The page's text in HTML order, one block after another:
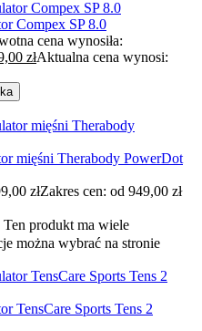
Compex SP 8.0
cena wynosiła:
złAktualna cena wynosi:
mięśni Therabody PowerDot
złZakres cen: od 949,00 zł
Ten produkt ma wiele
można wybrać na stronie
TensCare Sports Tens 2